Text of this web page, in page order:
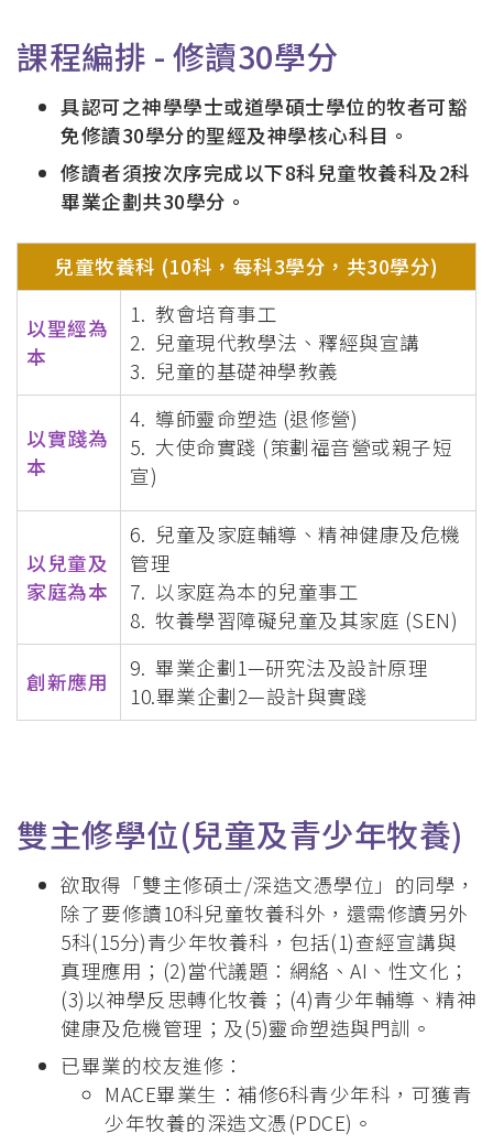
課程編排 -修讀30學分
具認可之神學學士或道學碩士學位的牧者可豁
免修讀30學分的聖經及神學核心科目。
修讀者須按次序完成以下8科兒童牧養科及2科
畢業企劃共30學分。
兒童牧養科 (10科，每科3學分，共30學分)
以聖經為
本
1. 教會培育事工
2. 兒童現代教學法、釋經與宣講
3. 兒童的基礎神學教義
以實踐為
本
4. 導師靈命塑造 (退修營)
5. 大使命實踐 (策劃福音營或親子短
宣)
以兒童及
家庭為本
6. 兒童及家庭輔導、精神健康及危機
管理
7. 以家庭為本的兒童事工
8. 牧養學習障礙兒童及其家庭 (SEN)
創新應用
9. 畢業企劃1—研究法及設計原理
10.畢業企劃2—設計與實踐
雙主修學位(兒童及青少年牧養)
欲取得「雙主修碩士/深造文憑學位」的同學，
除了要修讀10科兒童牧養科外，還需修讀另外
5科(15分)青少年牧養科，包括(1)查經宣講與
真理應用；(2)當代議題：網絡、AI、性文化；
(3)以神學反思轉化牧養；(4)青少年輔導、精神
健康及危機管理；及(5)靈命塑造與門訓。
已畢業的校友進修：
MACE畢業生：補修6科青少年科，可獲青
少年牧養的深造文憑(PDCE)。